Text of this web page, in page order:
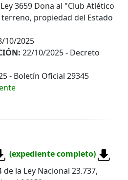
3659 Dona al "Club Atlético
propiedad del Estado
10/2025
22/10/2025 - Decreto
- Boletín Oficial 29345
(expediente completo)
la Ley Nacional 23.737,